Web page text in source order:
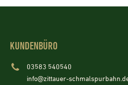
KUNDENBÜRO
03583 540540
info@zittauer-